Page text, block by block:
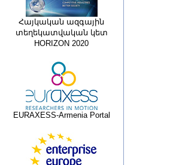
Հայկական ազգային
տեղեկատվական կետ
HORIZON 2020
EURAXESS-Armenia Portal